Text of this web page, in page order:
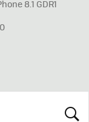
8.1 GDR1